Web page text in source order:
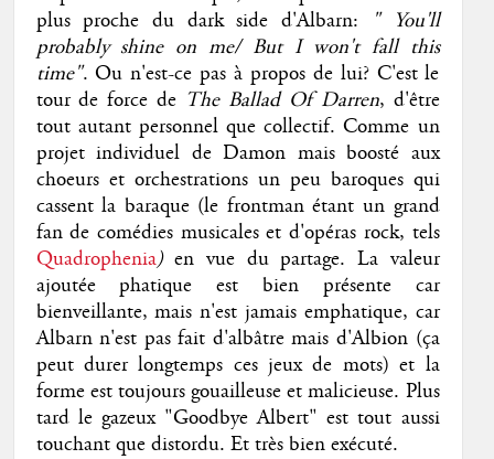
plus proche du dark side d'Albarn:
" You'll
probably shine on me/ But I won't fall this
time". Ou n'est-ce pas à propos de lui? C'est le
tour de force de The Ballad Of Darren, d'être
tout autant personnel que collectif. Comme un
projet individuel de Damon mais boosté aux
choeurs et orchestrations un peu baroques qui
cassent la baraque (le frontman étant un grand
fan de comédies musicales et d'opéras rock, tels
Quadrophenia)en vue du partage. La valeur
ajoutée phatique est bien présente car
bienveillante, mais n'est jamais emphatique, car
Albarn n'est pas fait d'albâtre mais d'Albion (ça
peut durer longtemps ces jeux de mots) et la
forme est toujours gouailleuse et malicieuse. Plus
tard le gazeux "Goodbye Albert" est tout aussi
touchant que distordu. Et très bien exécuté.